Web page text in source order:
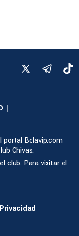
|
portal Bolavip.com
Chivas.
club. Para visitar el